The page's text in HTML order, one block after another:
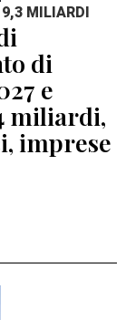
MILIARDI
di
e
miliardi,
imprese